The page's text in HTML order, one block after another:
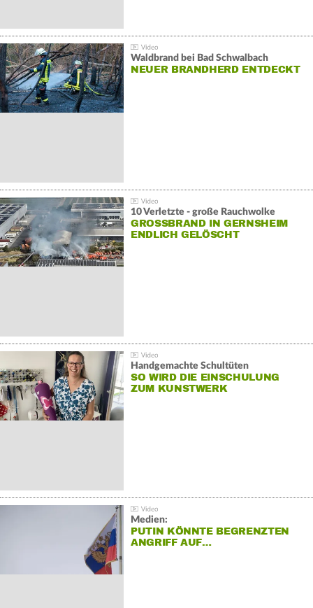
Waldbrand bei Bad Schwalbach
NEUER BRANDHERD ENTDECKT
10 Verletzte - große Rauchwolke
GROSSBRAND IN GERNSHEIM E
NDLICH GELÖSCHT
Handgemachte Schultüten
SO WIRD DIE EINSCHULUNG
ZUM KUNSTWERK
Medien:
PUTIN KÖNNTE BEGRENZTEN
ANGRIFF AUF…